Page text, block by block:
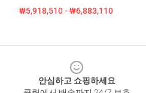
₩5,918,510 - ₩6,883,110
안심하고 쇼핑하세요